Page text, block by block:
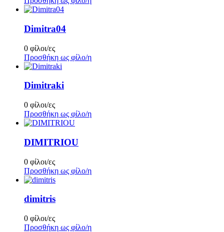
Dimitra04
0 φίλοι/ες
Προσθήκη ως φίλο/η
Dimitraki
0 φίλοι/ες
Προσθήκη ως φίλο/η
DIMITRIOU
0 φίλοι/ες
Προσθήκη ως φίλο/η
dimitris
0 φίλοι/ες
Προσθήκη ως φίλο/η